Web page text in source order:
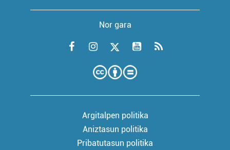
Nor gara
Argitalpen politika
Aniztasun politika
Pribatutasun politika